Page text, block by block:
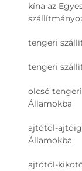
kína az
tengeri
tengeri
olcsó
Államokba
ajtótól-ajtóig
Államokba
ajtótól-